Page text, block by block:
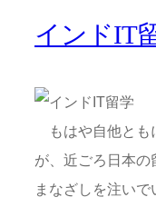
インドIT
もはや自他とも
が、近ごろ日本
まなざしを注いで